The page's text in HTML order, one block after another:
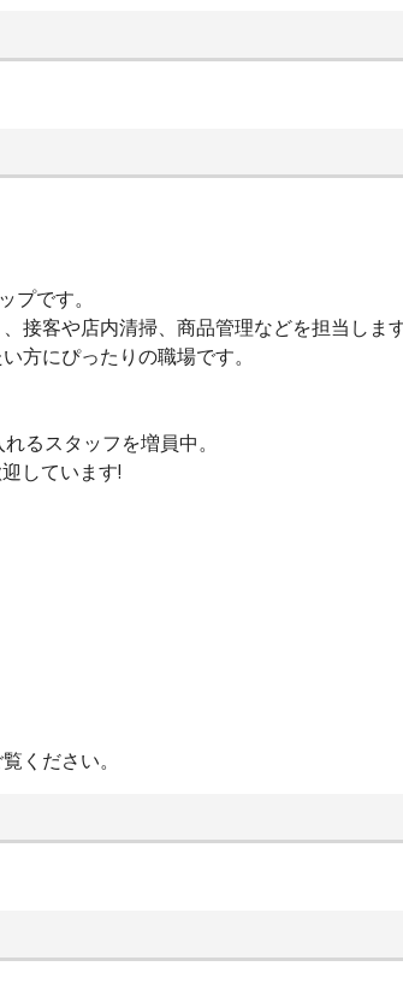
プです。
接客や店内清掃、商品管理などを担当しま
方にぴったりの職場です。
るスタッフを増員中。
しています!
ください。